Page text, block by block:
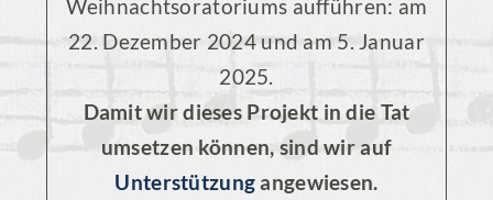
Weihnachtsoratoriums aufführen: am
22. Dezember 2024 und am 5. Januar
2025.
Damit wir dieses Projekt in die Tat
umsetzen können, sind wir auf
Unterstützungangewiesen.